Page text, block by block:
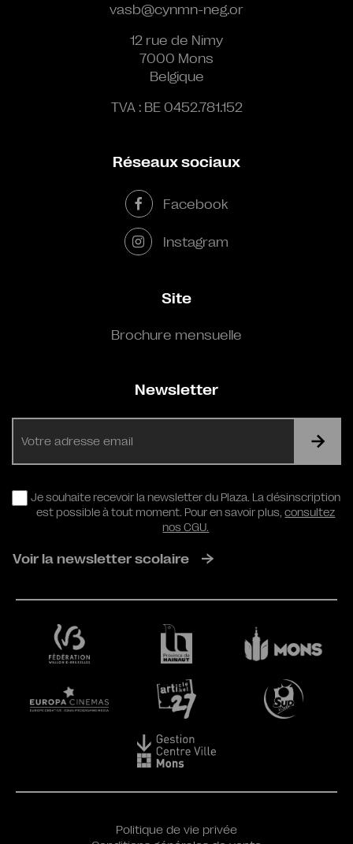
vasb@cynmn-neg.or
12 rue de Nimy
7000 Mons
Belgique
TVA : BE 0452.781.152
Réseaux sociaux
Facebook
Instagram
Site
Brochure mensuelle
Newsletter
RGPD
Je souhaite recevoir la newsletter du Plaza. La désinscription
est possible à tout moment. Pour en savoir plus,consultez
nos CGU.
Voir la newsletter scolaire
Politique de vie privée